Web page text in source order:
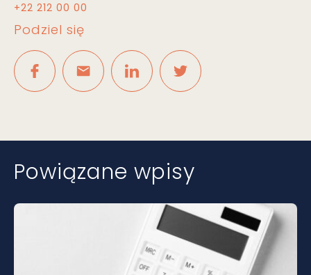
+22 212 00 00
Podziel się
Powiązane wpisy